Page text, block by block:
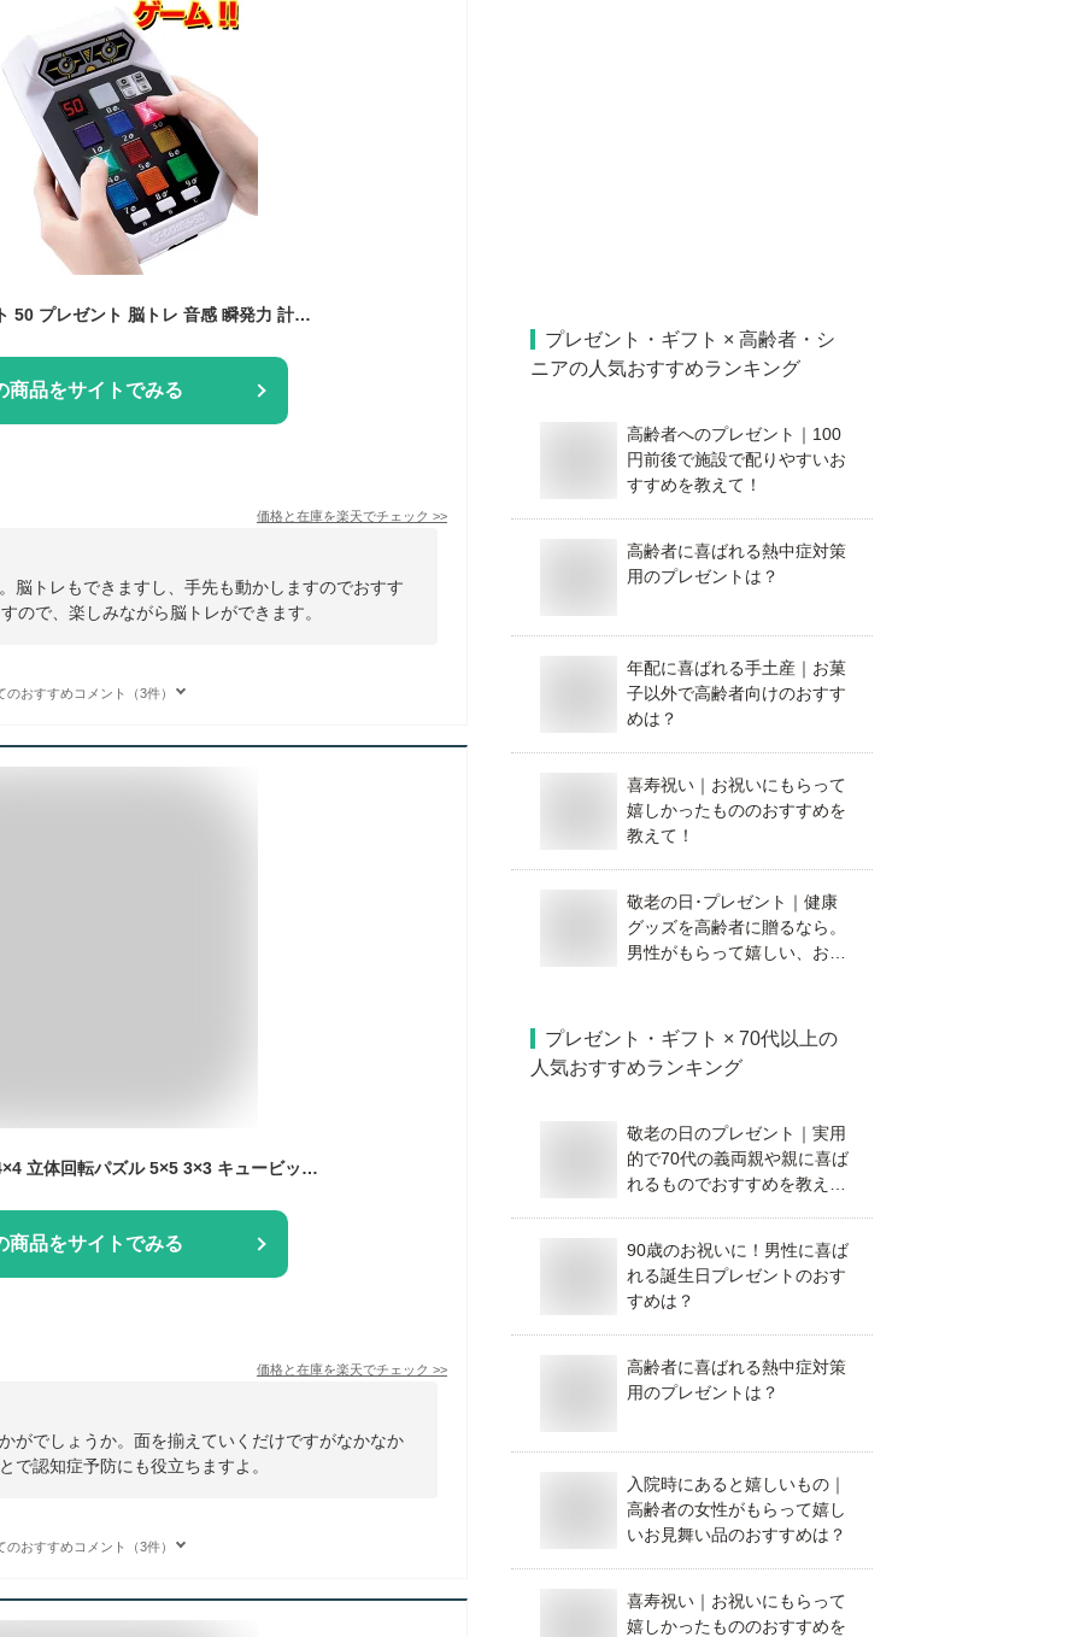
脳トレ ゲームロボット 50 プレゼント 脳トレ 音感 瞬発力 計算力 運試し 判断力 記憶力 推理力 対象年齢 50種類ゲーム 大人でも楽しめる お子さんに 家族で気楽に脳トレ 趣味 一人遊び ゲーム ボケ防止 面白い 遊び 前頭葉 記憶力 計算力 もぐらたたき 孫 父の日
商品をサイトでみる
価格と在庫を楽天でチェック >>
脳トレもできますし、手先も動かしますのでおすす
ので、楽しみながら脳トレができます。
のおすすめコメント（3件）
ルービックキューブ 4×4 立体回転パズル 5×5 3×3 キュービック キューブ 12面 6色 キュービック パズルキューブ おもちゃ 子供 知育玩具 趣味 認知症予防 ボケ防止 シール スムーズ 競技 スピード パズルゲーム 脳トレ ストレス解消 プレゼント【宅配便】
商品をサイトでみる
価格と在庫を楽天でチェック >>
がでしょうか。面を揃えていくだけですがなかなか
で認知症予防にも役立ちますよ。
のおすすめコメント（3件）
プレゼント・ギフト × 高齢者・シ
ニアの人気おすすめランキング
高齢者へのプレゼント｜100
円前後で施設で配りやすいお
すすめを教えて！
高齢者に喜ばれる熱中症対策
用のプレゼントは？
年配に喜ばれる手土産｜お菓
子以外で高齢者向けのおすす
めは？
喜寿祝い｜お祝いにもらって
嬉しかったもののおすすめを
教えて！
敬老の日･プレゼント｜健康
グッズを高齢者に贈るなら。
男性がもらって嬉しい、おす
プレゼント・ギフト × 70代以上の
人気おすすめランキング
敬老の日のプレゼント｜実用
的で70代の義両親や親に喜ば
れるものでおすすめを教えて
90歳のお祝いに！男性に喜ば
れる誕生日プレゼントのおす
すめは？
高齢者に喜ばれる熱中症対策
用のプレゼントは？
入院時にあると嬉しいもの｜
高齢者の女性がもらって嬉し
いお見舞い品のおすすめは？
喜寿祝い｜お祝いにもらって
嬉しかったもののおすすめを